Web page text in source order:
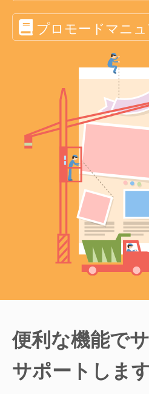
プロモードマニ
便利な機能で
サポートしま